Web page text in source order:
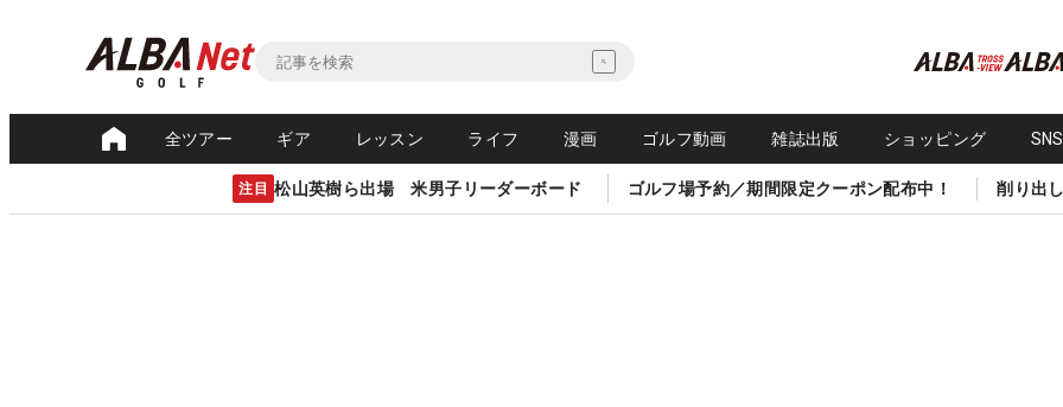
全ツアー ギア レッスン ライフ 漫画 ゴルフ動画 雑誌出版 ショッピング
注目 松山英樹ら出場 米男子リーダーボード ゴルフ場予約／期間限定クーポン配布中！ 削り出